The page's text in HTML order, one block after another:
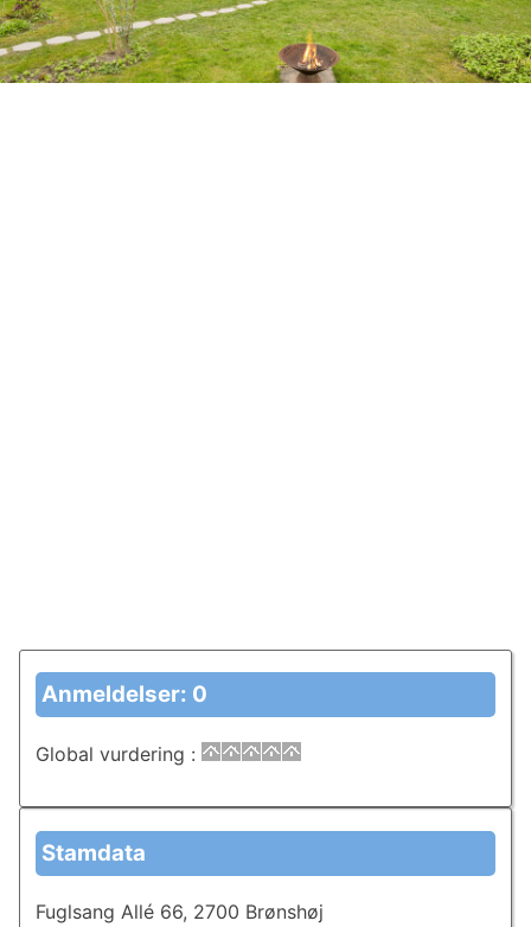
Anmeldelser: 0
Global vurdering :
Stamdata
Fuglsang Allé 66, 2700 Brønshøj